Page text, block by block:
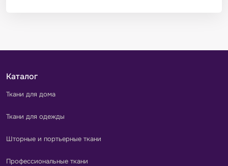
Каталог
Ткани для дома
Ткани для одежды
Шторные и портьерные ткани
Профессиональные ткани